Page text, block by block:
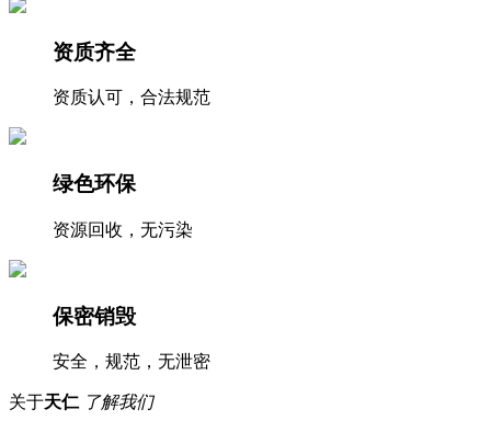
资质齐全
资质认可，合法规范
绿色环保
资源回收，无污染
保密销毁
安全，规范，无泄密
关于天仁 了解我们